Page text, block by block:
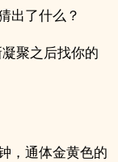
出了什么？
聚之后找你的
，通体金黄色的